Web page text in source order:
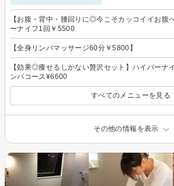
【お腹・背中・腰回りに◎今こそカッコイイお腹
ーナイフ1回￥5500
【全身リンパマッサージ60分￥5800】
【効果◎痩せるしかない贅沢セット】ハイパーナ
ンパコース¥6600
すべてのメニューを見る
その他の情報を表示